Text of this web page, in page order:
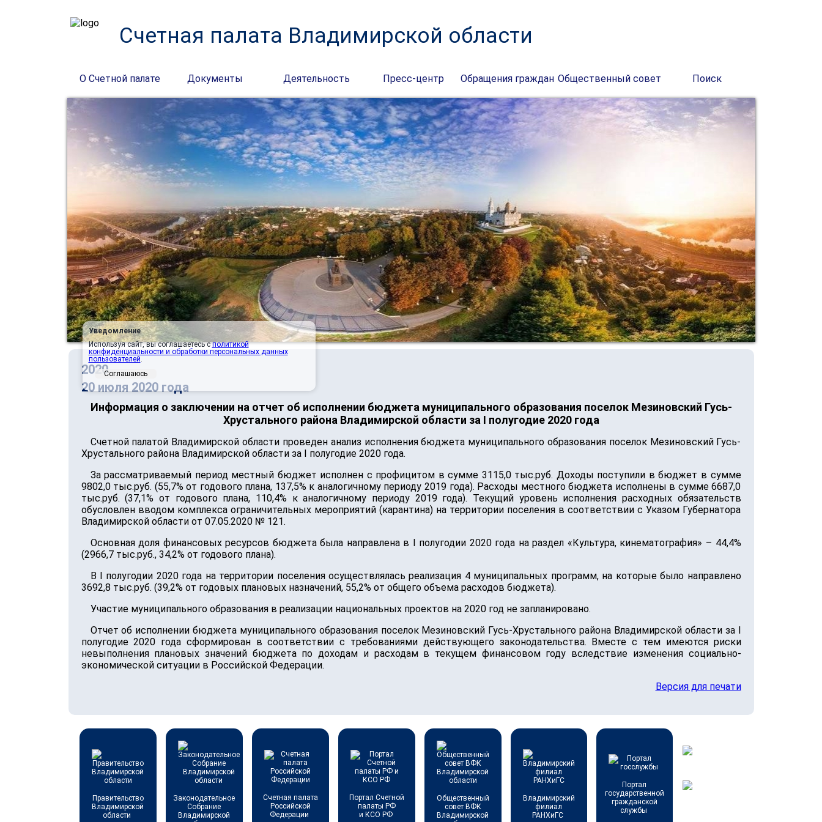
Счетная палата Владимирской области
О Счетной палате Документы Деятельность Пресс-центр Обращения граждан Общественный совет Поиск
2020
20 июля 2020 года
Информация о заключении на отчет об исполнении бюджета муниципального образования поселок Мезиновский Гусь-
Хрустального района Владимирской области за I полугодие 2020 года
Счетной палатой Владимирской области проведен анализ исполнения бюджета муниципального образования поселок Мезиновский Гусь-
Хрустального района Владимирской области за I полугодие 2020 года.
За рассматриваемый период местный бюджет исполнен с профицитом в сумме 3115,0 тыс.руб. Доходы поступили в бюджет в сумме
9802,0 тыс.руб. (55,7% от годового плана, 137,5% к аналогичному периоду 2019 года). Расходы местного бюджета исполнены в сумме 6687,0
тыс.руб. (37,1% от годового плана, 110,4% к аналогичному периоду 2019 года). Текущий уровень исполнения расходных обязательств
обусловлен вводом комплекса ограничительных мероприятий (карантина) на территории поселения в соответствии с Указом Губернатора
Владимирской области от 07.05.2020 № 121.
Основная доля финансовых ресурсов бюджета была направлена в I полугодии 2020 года на раздел «Культура, кинематография» – 44,4%
(2966,7 тыс.руб., 34,2% от годового плана).
В I полугодии 2020 года на территории поселения осуществлялась реализация 4 муниципальных программ, на которые было направлено
3692,8 тыс.руб. (39,2% от годовых плановых назначений, 55,2% от общего объема расходов бюджета).
Участие муниципального образования в реализации национальных проектов на 2020 год не запланировано.
Отчет об исполнении бюджета муниципального образования поселок Мезиновский Гусь-Хрустального района Владимирской области за I
полугодие 2020 года сформирован в соответствии с требованиями действующего законодательства. Вместе с тем имеются риски
невыполнения плановых значений бюджета по доходам и расходам в текущем финансовом году вследствие изменения социально-
экономической ситуации в Российской Федерации.
Версия для печати
Правительство
Владимирской
области
Законодательное
Собрание
Владимирской
Счетная палата
Российской
Федерации
Портал Счетной
палаты РФ
и КСО РФ
Общественный
совет ВФК
Владимирской
Владимирский
филиал
РАНХиГС
Портал
государственной
гражданской
службы
Уведомление
Используя сайт, вы соглашаетесь сполитикой
конфиденциальности и обработки персональных данных
пользователей.
Соглашаюсь